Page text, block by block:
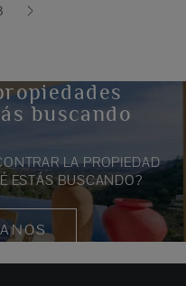
buscando
LA PROPIEDAD
ESTÁS BUSCANDO?